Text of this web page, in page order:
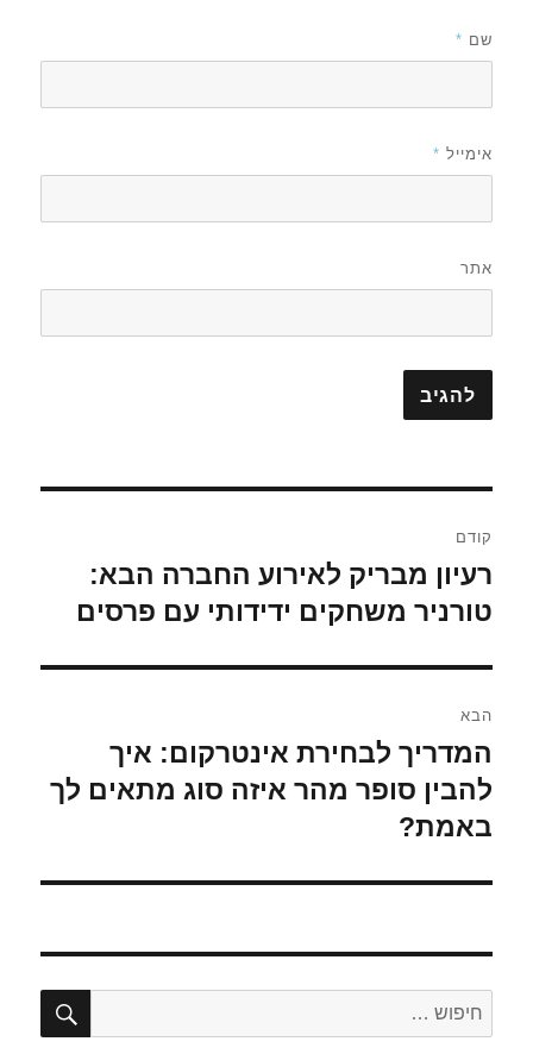
שם *
אימייל *
אתר
קודם
הפוסט
הקודם:
רעיון מבריק לאירוע החברה הבא:
טורניר משחקים ידידותי עם פרסים
הבא
הפוסט
הבא:
המדריך לבחירת אינטרקום: איך
להבין סופר מהר איזה סוג מתאים לך
באמת?
חפש: